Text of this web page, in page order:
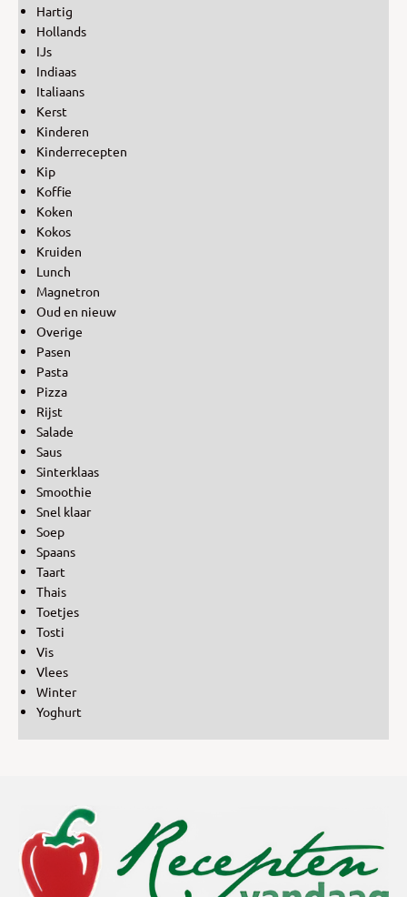
Hartig
Hollands
IJs
Indiaas
Italiaans
Kerst
Kinderen
Kinderrecepten
Kip
Koffie
Koken
Kokos
Kruiden
Lunch
Magnetron
Oud en nieuw
Overige
Pasen
Pasta
Pizza
Rijst
Salade
Saus
Sinterklaas
Smoothie
Snel klaar
Soep
Spaans
Taart
Thais
Toetjes
Tosti
Vis
Vlees
Winter
Yoghurt